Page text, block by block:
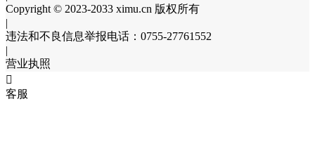
Copyright © 2023-2033 ximu.cn 版权所有
|
违法和不良信息举报电话：0755-27761552
|
营业执照

客服